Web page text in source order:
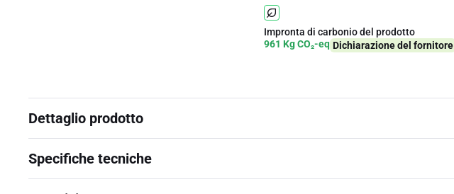
Impronta di carbonio del prodotto
961 Kg CO₂-eq Dichiarazione del fornitore
Dettaglio prodotto
Specifiche tecniche